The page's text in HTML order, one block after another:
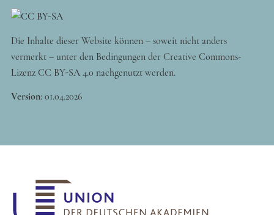
Die Inhalte dieser Website können – soweit nicht anders
vermerkt – unter den Bedingungen der Creative Commons-
Lizenz CC BY-SA 4.0 nachgenutzt werden.
Version: 01.04.2026